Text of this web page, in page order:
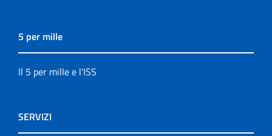
5 per mille
Il 5 per mille e l'ISS
SERVIZI